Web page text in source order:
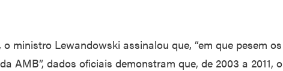
ministro Lewandowski assinalou que, “em que pesem os
AMB”, dados oficiais demonstram que, de 2003 a 2011, o